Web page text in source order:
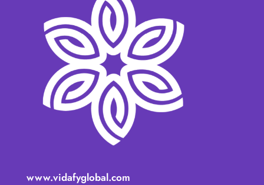
www.vidafyglobal.com